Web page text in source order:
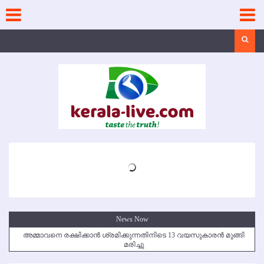
content
News Now
അമ്മാവനെ രക്ഷിക്കാന്‍ ശ്രമിക്കുന്നതിനിടെ 13 വയസുകാരന്‍ മുങ്ങി
മരിച്ചു